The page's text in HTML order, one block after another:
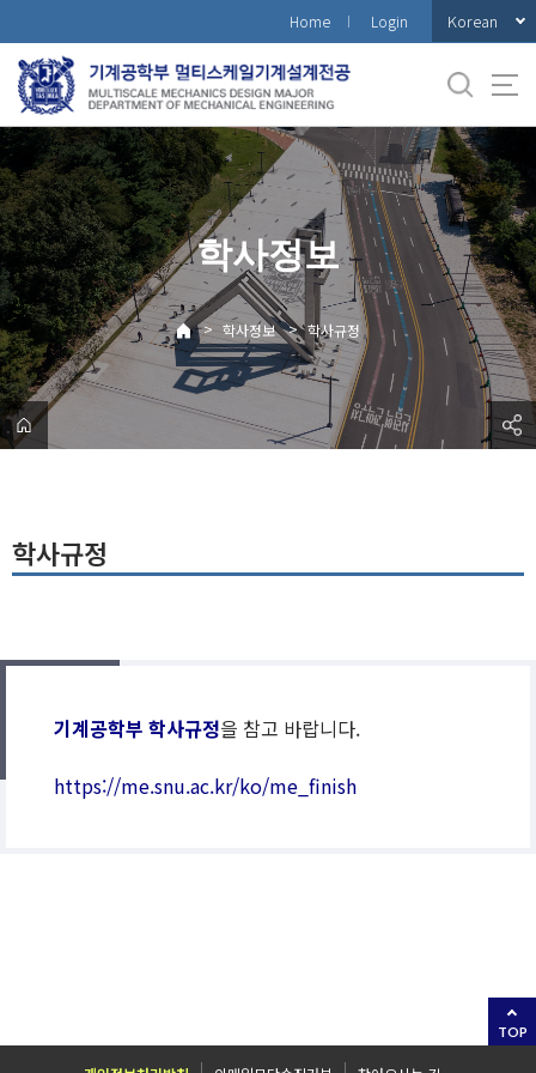
로
메
뉴
Home Login Korean
학사정보
> 학사정보 > 학사규정
학사규정
기계공학부 학사규정을 참고 바랍니다.
https://me.snu.ac.kr/ko/me_finish
TOP